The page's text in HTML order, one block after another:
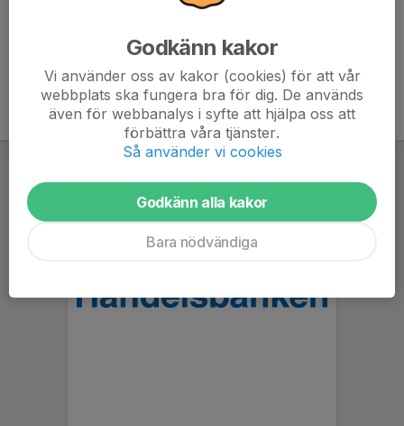
Godkänn kakor
Vi använder oss av kakor (cookies) för att vår
webbplats ska fungera bra för dig. De används
även för webbanalys i syfte att hjälpa oss att
förbättra våra tjänster.
Så använder vi cookies
Godkänn alla kakor
Bara nödvändiga